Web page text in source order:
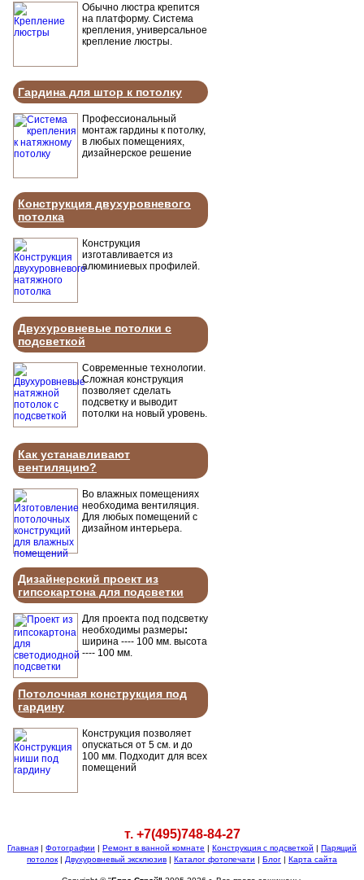
Обычно люстра крепится
на платформу. Система
крепления, универсальное
крепление люстры.
Гардина для штор к потолку
Профессиональный
монтаж гардины к потолку,
в любых помещениях,
дизайнерское решение
Конструкция двухуровневого
потолка
Конструкция
изготавливается из
алюминиевых профилей.
Двухуровневые потолки с
подсветкой
Современные технологии.
Сложная конструкция
позволяет сделать
подсветку и выводит
потолки на новый уровень.
Как устанавливают
вентиляцию?
Во влажных помещениях
необходима вентиляция.
Для любых помещений с
дизайном интерьера.
Дизайнерский проект из
гипсокартона для подсветки
Для проекта под подсветку
необходимы размеры:
ширина ---- 100 мм. высота
---- 100 мм.
Потолочная конструкция под
гардину
Конструкция позволяет
опускаться от 5 см. и до
100 мм. Подходит для всех
помещений
т. +7(495)748-84-27
Главная | Фотографии | Ремонт в ванной комнате | Конструкция с подсветкой | Парящий
потолок | Двухуровневый эксклюзив | Каталог фотопечати | Блог | Карта сайта